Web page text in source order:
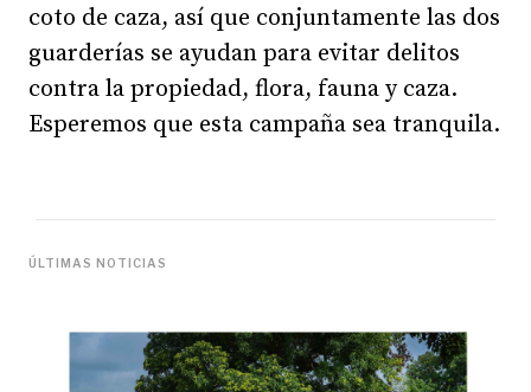
coto de caza, así que conjuntamente las dos
guarderías se ayudan para evitar delitos
contra la propiedad, flora, fauna y caza.
Esperemos que esta campaña sea tranquila.
ÚLTIMAS NOTICIAS